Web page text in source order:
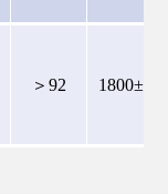
＞92 1800±50